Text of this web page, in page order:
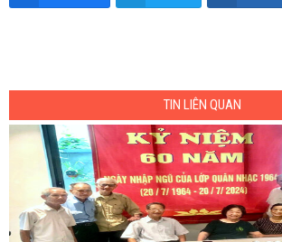
TIN LIÊN QUAN